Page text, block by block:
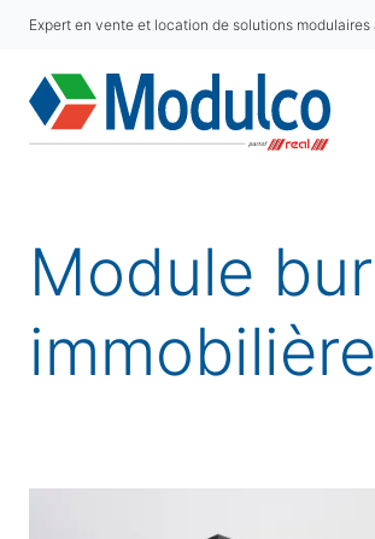
Expert en vente et location de solutions
Module